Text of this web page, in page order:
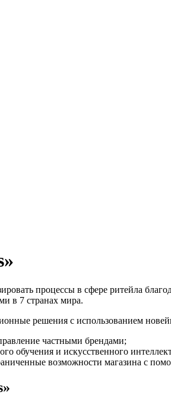
процессы в сфере ритейла
в 7 странах мира.
решения с использованием
частными брендами;
обучения и искусственного
возможности магазина с